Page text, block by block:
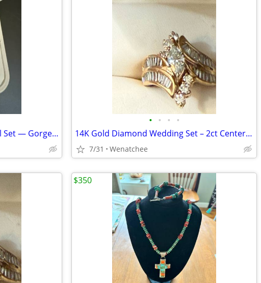
14K White Gold Diamond Bridal Set — Gorgeous 3‑Piece Trio
• • • •
14K Gold Diamond Wedding Set – 2ct Center – Size 6 – Stunning
7/31 Wenatchee
$350